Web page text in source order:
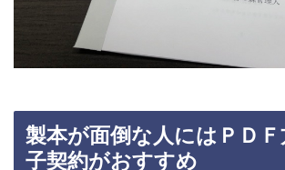
製本が面倒な人にはＰＤ
子契約がおすすめ